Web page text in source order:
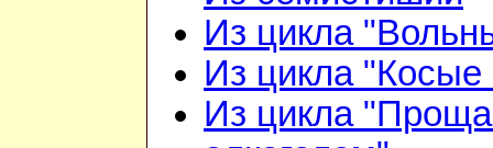
Из цикла
Из цикла "Косые
Из цикла